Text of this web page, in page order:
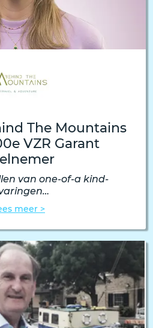
The Mountains
VZR Garant
van one-of-a kind-
meer >